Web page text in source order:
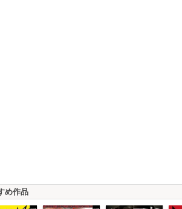
め作品